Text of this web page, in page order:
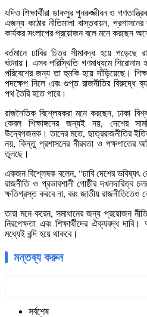
যদিও শিক্ষার্থীরা ডাকসুর পুনরুজ্জীবন ও
এজন্য কঠোর নীতিমালা বাস্তবায়ন,
কার্যকর সংলাপের প্রয়োজন বলে মনে করছেন
বর্তমানে ঢাবির চিত্র সীমাবদ্ধ হয়ে পড়েছে
ঘটনায়। এসব পরিস্থিতি গণমাধ্যমে শিরোনাম
পরিবেশের জন্য তা হুমকি হয়ে দাঁড়িয়েছে।
পদক্ষেপ নিলে এবং গুপ্ত রাজনীতির বিরুদ্ধে
পথ তৈরি হতে পারে।
রাজনৈতিক বিশ্লেষকরা মনে করছেন, ঢাকা
কেবল শিক্ষাঙ্গনের জন্যই নয়, দেশের
উদ্বেগজনক। তাদের মতে, ছাত্ররাজনীতির
নয়, কিন্তু প্রশাসনের নীরবতা ও পক্ষপাতের
তুলছে।
একজন বিশ্লেষক বলেন, “ঢাবি দেশের ভবিষ্যৎ
রাজনীতি ও প্রভাবশালী গোষ্ঠীর দখলদারিত্ব
ক্ষতিগ্রস্ত করবে না, বরং জাতীয় রাজনীতিতেও
তারা মনে করেন, সমাধানের জন্য প্রয়োজন
নিরপেক্ষতা এবং শিক্ষার্থীদের ঐক্যবদ্ধ
মধ্যেই বন্দি হয়ে থাকবে।
মন্তব্য করুন
সর্বশেষ